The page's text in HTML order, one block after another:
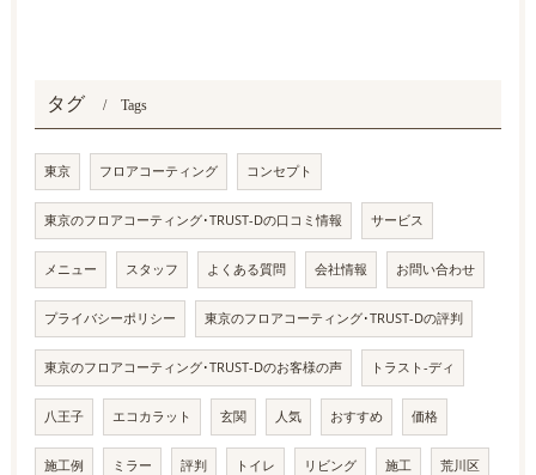
タグ Tags
東京 フロアコーティング コンセプト
東京のフロアコーティング･TRUST-Dの口コミ情報 サービス
メニュー スタッフ よくある質問 会社情報 お問い合わせ
プライバシーポリシー 東京のフロアコーティング･TRUST-Dの評判
東京のフロアコーティング･TRUST-Dのお客様の声 トラスト-ディ
八王子 エコカラット 玄関 人気 おすすめ 価格
施工例 ミラー 評判 トイレ リビング 施工 荒川区